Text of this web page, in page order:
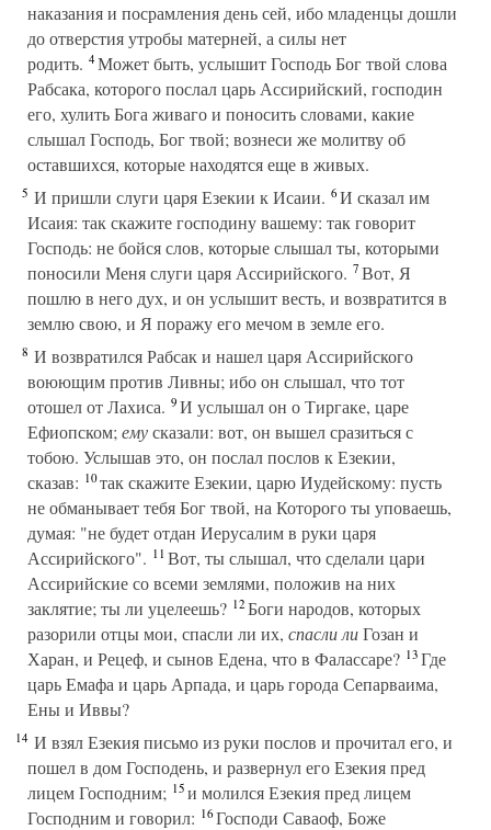
наказания и посрамления день сей, ибо младенцы дошли
до отверстия утробы матерней, а силы нет
родить. 4Может быть, услышит Господь Бог твой слова
Рабсака, которого послал царь Ассирийский, господин
его, хулить Бога живаго и поносить словами, какие
слышал Господь, Бог твой; вознеси же молитву об
оставшихся, которые находятся еще в живых.
5 И пришли слуги царя Езекии к Исаии. 6И сказал им
Исаия: так скажите господину вашему: так говорит
Господь: не бойся слов, которые слышал ты, которыми
поносили Меня слуги царя Ассирийского. 7Вот, Я
пошлю в него дух, и он услышит весть, и возвратится в
землю свою, и Я поражу его мечом в земле его.
8 И возвратился Рабсак и нашел царя Ассирийского
воюющим против Ливны; ибо он слышал, что тот
отошел от Лахиса. 9И услышал он о Тиргаке, царе
Ефиопском; емусказали: вот, он вышел сразиться с
тобою. Услышав это, он послал послов к Езекии,
сказав: 10так скажите Езекии, царю Иудейскому: пусть
не обманывает тебя Бог твой, на Которого ты уповаешь,
думая: "не будет отдан Иерусалим в руки царя
Ассирийского". 11Вот, ты слышал, что сделали цари
Ассирийские со всеми землями, положив на них
заклятие; ты ли уцелеешь? 12Боги народов, которых
разорили отцы мои, спасли ли их, спасли лиГозан и
Харан, и Рецеф, и сынов Едена, что в Фалассаре? 13Где
царь Емафа и царь Арпада, и царь города Сепарваима,
Ены и Иввы?
14 И взял Езекия письмо из руки послов и прочитал его, и
пошел в дом Господень, и развернул его Езекия пред
лицем Господним; 15и молился Езекия пред лицем
Господним и говорил: 16Господи Саваоф, Боже